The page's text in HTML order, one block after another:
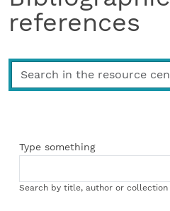
references
Type something
Search by title, author or collection